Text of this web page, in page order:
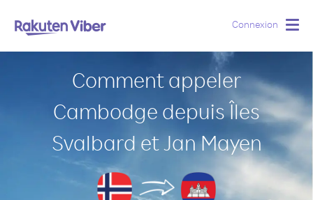
Connexion
Comment appeler
Cambodge depuis Îles
Svalbard et Jan Mayen